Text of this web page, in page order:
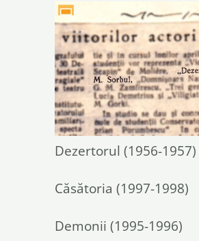
Dezertorul (1956-1957)
Căsătoria (1997-1998)
Demonii (1995-1996)